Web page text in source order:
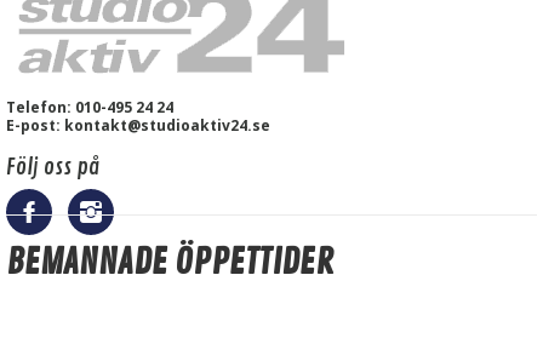
Telefon: 010-495 24 24
E-post: kontakt@studioaktiv24.se
Följ oss på
BEMANNADE ÖPPETTIDER